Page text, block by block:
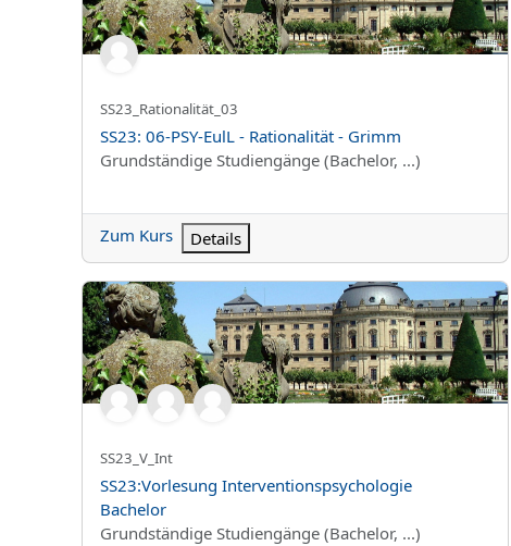
Kurzer Kursname
SS23_Rationalität_03
Kursname
SS23: 06-PSY-EulL - Rationalität - Grimm
Kursbereich
Grundständige Studiengänge (Bachelor, ...)
Zum Kurs Details
SS23:Vorlesung Interventionspsychologie Bachelor
Kurzer Kursname
SS23_V_Int
Kursname
SS23:Vorlesung Interventionspsychologie
Bachelor
Kursbereich
Grundständige Studiengänge (Bachelor, ...)